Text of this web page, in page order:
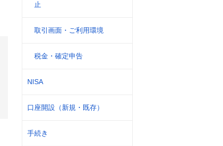
止
取引画面・ご利用環境
税金・確定申告
NISA
口座開設（新規・既存）
手続き